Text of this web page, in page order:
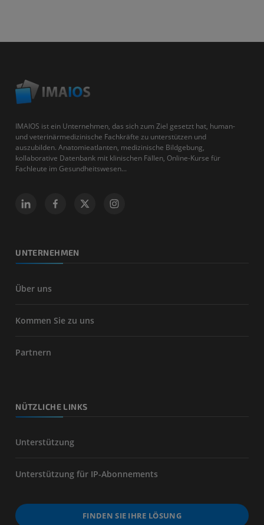
IMAIOS ist ein Unternehmen, das sich zum Ziel gesetzt hat, human-
und veterinärmedizinische Fachkräfte zu unterstützen und
auszubilden. Anatomieatlanten, medizinische Bildgebung,
kollaborative Datenbank mit klinischen Fällen, Online-Kurse für
Fachleute im Gesundheitswesen...
UNTERNEHMEN
Über uns
Kommen Sie zu uns
Partnern
NÜTZLICHE LINKS
Unterstützung
Unterstützung für IP-Abonnements
FINDEN SIE IHRE LÖSUNG